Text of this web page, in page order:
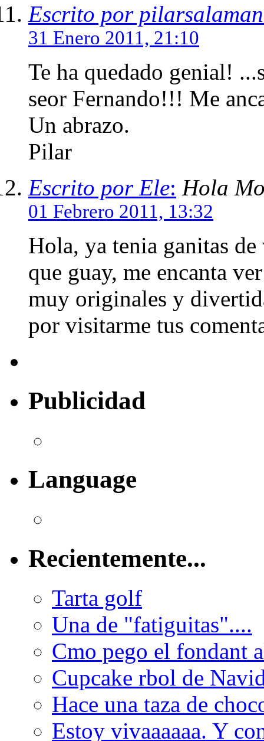
Escrito por
31 Enero 2011, 21:10
Te ha quedado genial!
seor Fernando!!! Me
Un abrazo.
Pilar
Escrito por Ele: Hola
01 Febrero 2011, 13:32
Hola, ya tenia ganitas
que guay, me encanta
muy originales y
por visitarme tus
Publicidad
Language
Recientemente...
Tarta golf
Una de "fatiguitas"....
Cmo pego el fondant
Cupcake rbol de
Hace una taza de
Estoy vivaaaaaa. Y